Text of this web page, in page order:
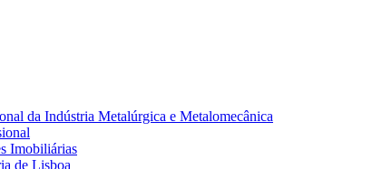
da Indústria Metalúrgica e Metalomecânica
Imobiliárias
de Lisboa